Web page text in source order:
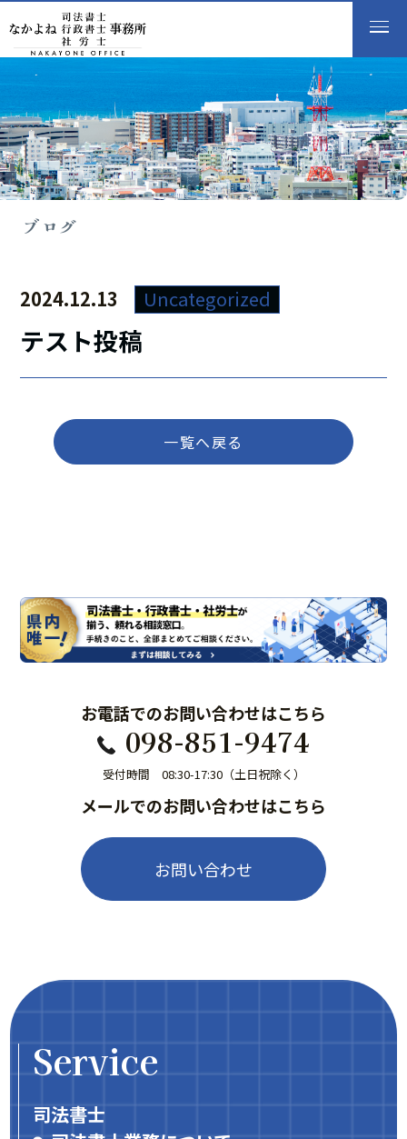
Bl
ブログ
テスト投稿
2024.12.13 Uncategorized
一覧へ戻る
お電話でのお問い合わせはこちら
098-851-9474
受付時間 08:30-17:30（土日祝除く）
メールでのお問い合わせはこちら
お問い合わせ
Service
司法書士